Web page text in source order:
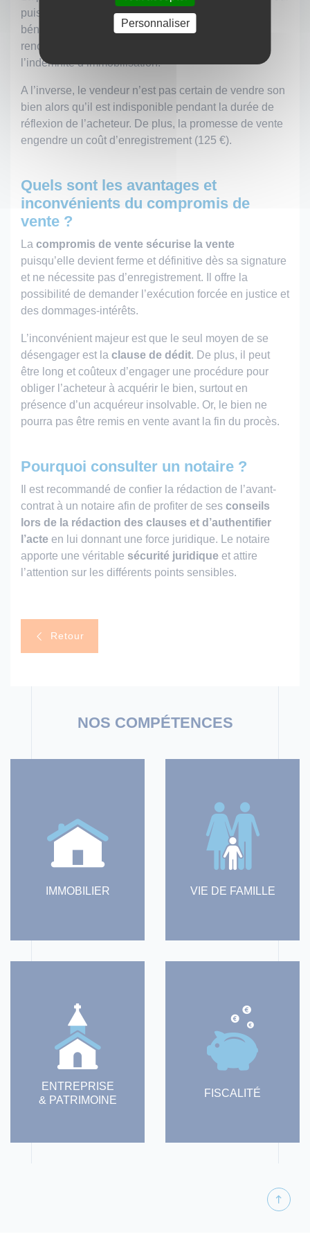
puisqu’elle n’engage que le vendeur. L’acheteur
bénéficie d’une
option d’achat. Néanmoins, le
renoncement entraîne un dédommagement :
l’indemnité d’immobilisation.
A l’inverse, le vendeur n’est pas certain de vendre son
bien alors qu’il est indisponible pendant la durée de
réflexion de l’acheteur. De plus, la promesse de vente
engendre un coût d’enregistrement (125 €).
Quels sont les avantages et
inconvénients du compromis de
vente ?
La compromis de vente sécurise la vente
puisqu’elle devient ferme et définitive dès sa signature
et ne nécessite pas d’enregistrement. Il offre la
possibilité de demander l’exécution forcée en justice et
des dommages-intérêts.
L’inconvénient majeur est que le seul moyen de se
désengager est la clause de dédit. De plus, il peut
être long et coûteux d’engager une procédure pour
obliger l’acheteur à acquérir le bien, surtout en
présence d’un acquéreur insolvable. Or, le bien ne
pourra pas être remis en vente avant la fin du procès.
Pourquoi consulter un notaire ?
Il est recommandé de confier la rédaction de l’avant-
contrat à un notaire afin de profiter de ses conseils
lors de la rédaction des clauses et d’authentifier
l’acte en lui donnant une force juridique. Le notaire
apporte une véritable sécurité juridique et attire
l’attention sur les différents points sensibles.
Retour
IMMOBILIER VIE DE FAMILLE
ENTREPRISE
& PATRIMOINE
FISCALITÉ
Personnaliser